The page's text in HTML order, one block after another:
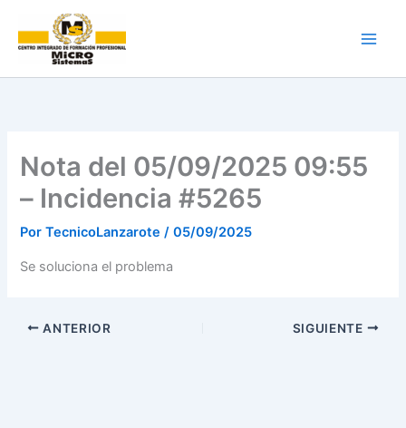
contenido
Nota del 05/09/2025 09:55
– Incidencia #5265
PorTecnicoLanzarote/05/09/2025
Se soluciona el problema
ANTERIOR SIGUIENTE